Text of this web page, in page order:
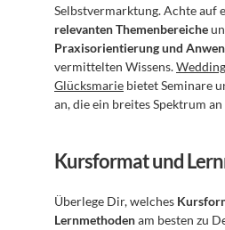
Selbstvermarktung. Achte auf
relevanten Themenbereiche
Praxisorientierung und
vermittelten Wissens.
Glücksmarie bietet Seminare
an, die ein breites Spektrum
Kursformat und
Überlege Dir, welches
Lernmethoden am besten zu